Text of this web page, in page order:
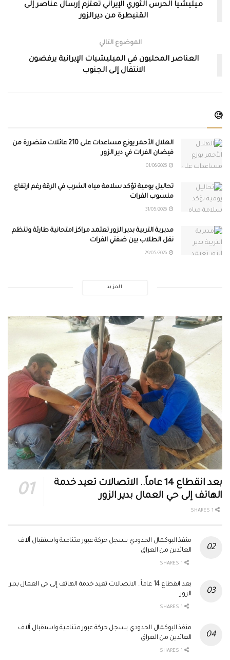
ميليشيا الحرس الثوري الإيراني تعتزم إرسال عناصر إلى
القنيطرة من ديرالزور
الموضوع التالي
العناصر المحليون في الميليشيات الإيرانية يرفضون
الانتقال إلى الجنوب
🧐
الهلال الأحمر يوزع مساعدات على 210 عائلات متضررة من
فيضان الفرات في دير الزور
تحاليل يومية تؤكد سلامة مياه الشرب في الرقة رغم ارتفاع
منسوب الفرات
مديرية التربية بدير الزور تعتمد مراكز امتحانية طارئة وتنظم
نقل الطلاب بين ضفتي الفرات
المزيد
بعد انقطاع 14 عاماً.. الاتصالات تعيد خدمة
الهاتف إلى حي العمال بدير الزور
منفذ البوكمال الحدودي يسجل حركة عبور متنامية واستقبال آلاف
العائدين من العراق
بعد انقطاع 14 عاماً.. الاتصالات تعيد خدمة الهاتف إلى حي العمال بدير
الزور
منفذ البوكمال الحدودي يسجل حركة عبور متنامية واستقبال آلاف
العائدين من العراق